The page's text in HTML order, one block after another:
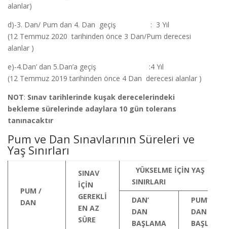
alanlar)
d)-3. Dan/ Pum dan 4. Dan geçiş : 3 Yıl
(12 Temmuz 2020 tarihinden önce 3 Dan/Pum derecesi
alanlar )
e)-4.Dan’ dan 5.Dan’a geçiş :4 Yıl
(12 Temmuz 2019 tarihinden önce 4 Dan derecesi alanlar )
NOT: Sınav tarihlerinde kuşak derecelerindeki
bekleme sürelerinde adaylara 10 gün tolerans
tanınacaktır
Pum ve Dan Sınavlarının Süreleri ve
Yaş Sınırları
PUM /
DAN
SINAV
İÇİN
GEREKLİ
EN AZ
SÜRE
YÜKSELME İÇİN YAŞ
SINIRLARI
DAN’
DAN
BAŞLAMA
PUM’
DAN
BAŞLAMA